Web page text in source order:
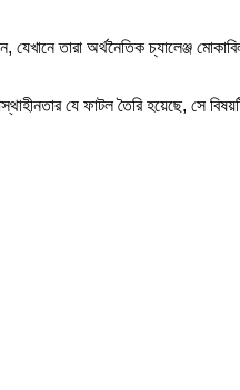
তারা অর্থনৈতিক চ্যালেঞ্জ
যে ফাটল তৈরি হয়েছে, সে